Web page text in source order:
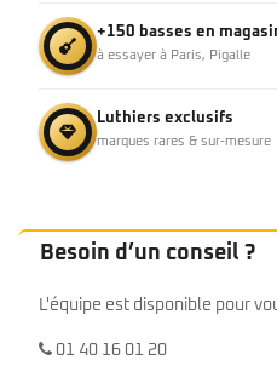
+150 basses en
à essayer à Paris, Pigalle
Luthiers exclusifs
marques rares & sur-mesure
Besoin d’un conseil ?
L'équipe est disponible pour
01 40 16 01 20